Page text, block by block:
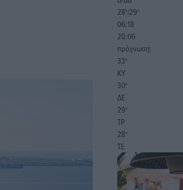
28°/29°
06:18
20:06
πρόγνωση:
33°
ΚΥ
30°
ΔΕ
29°
ΤΡ
28°
ΤΕ